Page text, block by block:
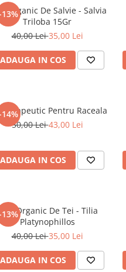
Organic De Salvie - Salvia
Triloba 15Gr
40,00 Lei35,00 Lei
ADAUGA IN COS
Terapeutic Pentru Raceala
50,00 Lei43,00 Lei
ADAUGA IN COS
Organic De Tei - Tilia
Platynophillos
40,00 Lei35,00 Lei
ADAUGA IN COS